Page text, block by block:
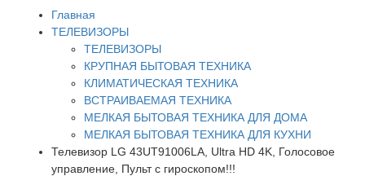
Главная
ТЕЛЕВИЗОРЫ
ТЕЛЕВИЗОРЫ
КРУПНАЯ БЫТОВАЯ ТЕХНИКА
КЛИМАТИЧЕСКАЯ ТЕХНИКА
ВСТРАИВАЕМАЯ ТЕХНИКА
МЕЛКАЯ БЫТОВАЯ ТЕХНИКА ДЛЯ ДОМА
МЕЛКАЯ БЫТОВАЯ ТЕХНИКА ДЛЯ КУХНИ
Телевизор LG 43UT91006LA, Ultra HD 4K, Голосовое
управление, Пульт с гироскопом!!!